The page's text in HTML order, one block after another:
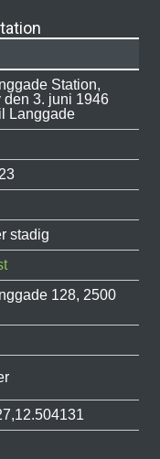
Station,
den 3. juni 1946
Langgade
stadig
128, 2500